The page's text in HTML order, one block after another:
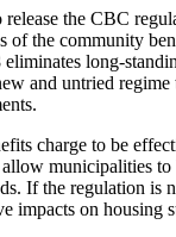
release the CBC
of the community
long-
and untried regime
charge to be
municipalities
If the regulation is
impacts on housing